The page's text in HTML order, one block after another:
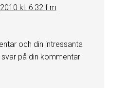
kl. 6:32 f m
och din intressanta
på din kommentar